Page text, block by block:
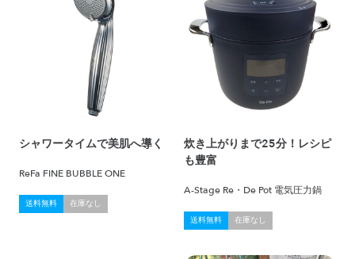
シャワータイムで美肌へ導く
ReFa FINE BUBBLE ONE
送料無料 在庫なし
炊き上がりまで25分！レシピ
も豊富
A-Stage Re・De Pot 電気圧力鍋
送料無料 在庫なし